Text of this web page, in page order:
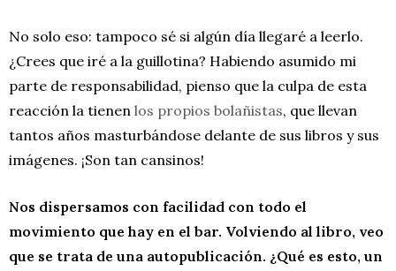
No solo eso: tampoco sé si algún día llegaré a leerlo.
¿Crees que iré a la guillotina? Habiendo asumido mi
parte de responsabilidad, pienso que la culpa de esta
reacción la tienen los propios bolañistas, que llevan
tantos años masturbándose delante de sus libros y sus
imágenes. ¡Son tan cansinos!
Nos dispersamos con facilidad con todo el
movimiento que hay en el bar. Volviendo al libro, veo
que se trata de una autopublicación. ¿Qué es esto, un